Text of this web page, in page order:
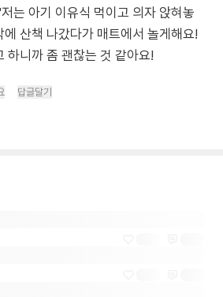
는 아기 이유식 먹이고 의자 앉혀놓
산책 나갔다가 매트에서 놀게해요!
하니까 좀 괜찮는 것 같아요!
답글달기